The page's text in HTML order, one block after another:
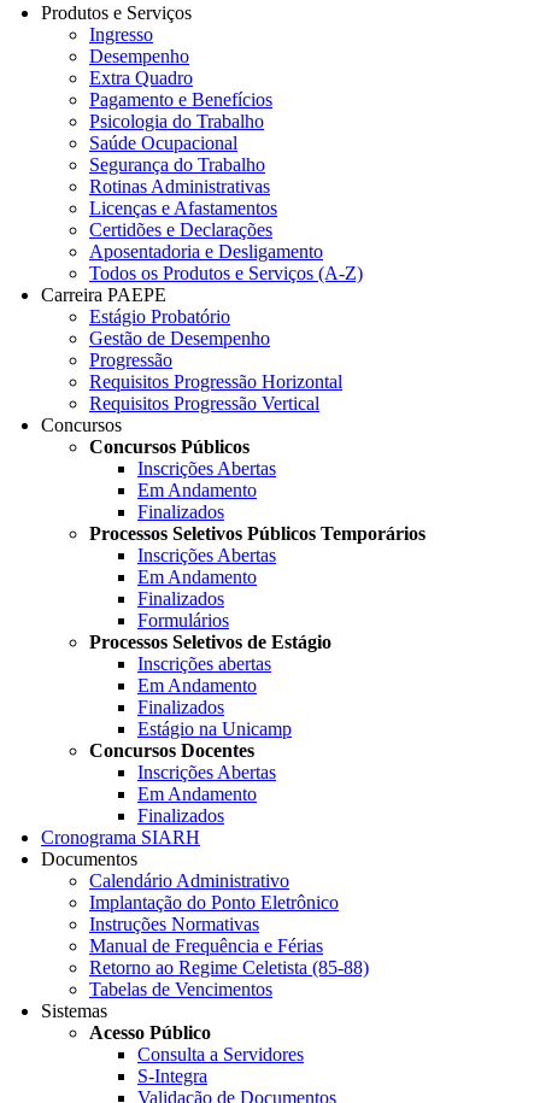
Produtos e Serviços
Ingresso
Desempenho
Extra Quadro
Pagamento e Benefícios
Psicologia do Trabalho
Saúde Ocupacional
Segurança do Trabalho
Rotinas Administrativas
Licenças e Afastamentos
Certidões e Declarações
Aposentadoria e Desligamento
Todos os Produtos e Serviços (A-Z)
Carreira PAEPE
Estágio Probatório
Gestão de Desempenho
Progressão
Requisitos Progressão Horizontal
Requisitos Progressão Vertical
Concursos
Concursos Públicos
Inscrições Abertas
Em Andamento
Finalizados
Processos Seletivos Públicos Temporários
Inscrições Abertas
Em Andamento
Finalizados
Formulários
Processos Seletivos de Estágio
Inscrições abertas
Em Andamento
Finalizados
Estágio na Unicamp
Concursos Docentes
Inscrições Abertas
Em Andamento
Finalizados
Cronograma SIARH
Documentos
Calendário Administrativo
Implantação do Ponto Eletrônico
Instruções Normativas
Manual de Frequência e Férias
Retorno ao Regime Celetista (85-88)
Tabelas de Vencimentos
Sistemas
Acesso Público
Consulta a Servidores
S-Integra
Validação de Documentos